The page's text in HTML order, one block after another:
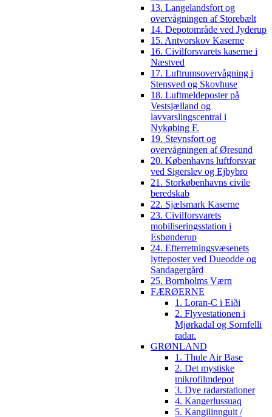
13. Langelandsfort og
overvågningen af Storebælt
14. Depotområde ved Jyderup
15. Antvorskov Kaserne
16. Civilforsvarets kaserne i
Næstved
17. Luftrumsovervågning i
Stensved og Skovhuse
18. Luftmeldeposter på
Vestsjælland og
lavvarslingscentral i
Nykøbing F.
19. Stevnsfort og
overvågningen af Øresund
20. Københavns luftforsvar
ved Sigerslev og Ejbybro
21. Storkøbenhavns civile
beredskab
22. Sjælsmark Kaserne
23. Civilforsvarets
mobiliseringsstation i
Esbønderup
24. Efterretningsvæsenets
lytteposter ved Dueodde og
Sandagergård
25. Bornholms Værn
FÆRØERNE
1. Loran-C i Eiði
2. Flyvestationen i
Mjørkadal og Sornfelli
radar.
GRØNLAND
1. Thule Air Base
2. Det mystiske
mikrofilmdepot
3. Dye radarstationer
4. Kangerlussuaq
5. Kangilinnguit /